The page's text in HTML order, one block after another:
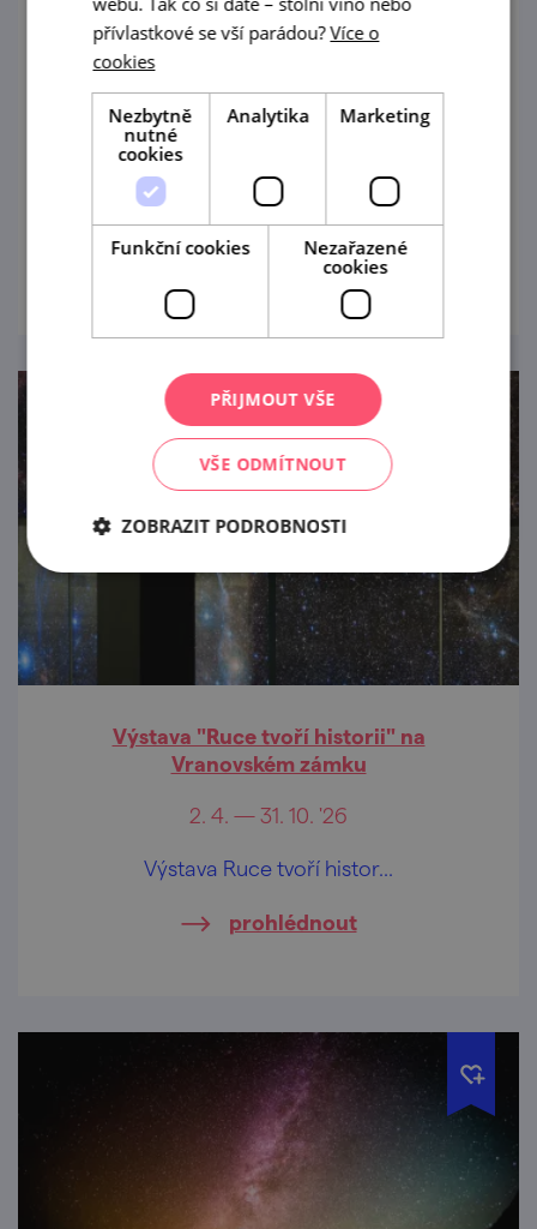
Vranovská pouť
15. 8. — 16. 8. '26
V polovině srpna ožije Vranov nad Dyjí
tradiční Vranovskou poutí, která nabídne
bohatý program pro celou rodinu.
prohlédnout
Výstava "Ruce tvoří historii" na
Vranovském zámku
2. 4. — 31. 10. '26
Výstava Ruce tvoří histor...
prohlédnout
přívlastkové se vší parádou?Více o
cookies
Nezbytně
nutné
cookies
Analytika Marketing
Funkční cookies
Nezařazené
cookies
PŘIJMOUT VŠE
VŠE ODMÍTNOUT
ZOBRAZIT PODROBNOSTI